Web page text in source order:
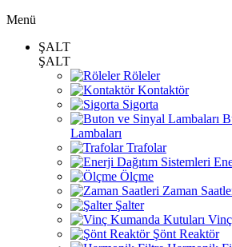
Menü
ŞALT
ŞALT
Röleler
Kontaktör
Sigorta
Lambaları
Trafolar
Ölçme
Zaman
Şalter
Şönt Reaktör